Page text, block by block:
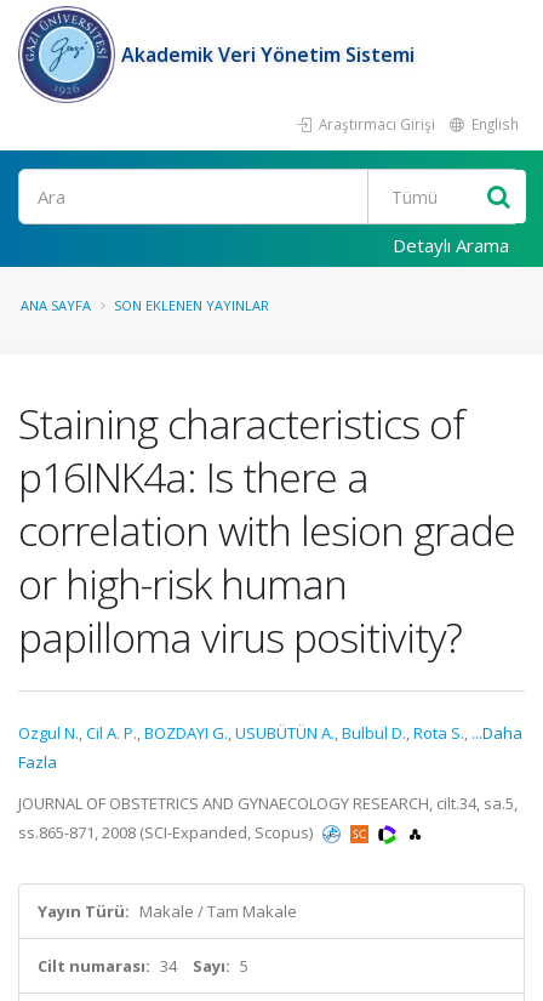
Akademik Veri Yönetim Sistemi
Araştırmacı Girişi English
Ara
Detaylı Arama
ANA SAYFA SON EKLENEN YAYINLAR
Staining characteristics of
p16INK4a: Is there a
correlation with lesion grade
or high-risk human
papilloma virus positivity?
Ozgul N.,Cil A. P.,BOZDAYI G.,USUBÜTÜN A.,Bulbul D.,Rota S., ...Daha
Fazla
JOURNAL OF OBSTETRICS AND GYNAECOLOGY RESEARCH, cilt.34, sa.5,
ss.865-871, 2008 (SCI-Expanded, Scopus)
Yayın Türü: Makale / Tam Makale
Cilt numarası: 34 Sayı: 5